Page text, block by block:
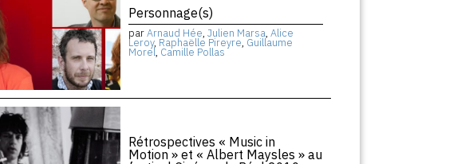
Personnage(s)
parArnaud Hée, Julien Marsa, Alice
Leroy, Raphaëlle Pireyre, Guillaume
Morel, Camille Pollas
Rétrospectives « Music in
Motion » et « Albert Maysles » au